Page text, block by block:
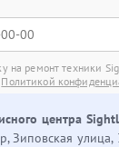
на ремонт техники
Политикой
центра
Зиповская улица,